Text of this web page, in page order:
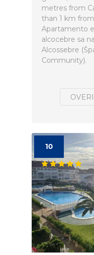
metres from
than 1 km
Apartamento
alcocebre sa
Alcossebre
Community).
10